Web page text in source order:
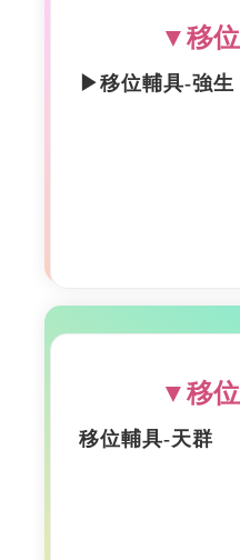
▼移
▶移位輔具-強生
▼移
移位輔具-天群